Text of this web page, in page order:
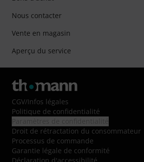
Nous contacter
Vente en magasin
Aperçu du service
CGV/Infos légales
Politique de confidentialité
Droit de rétractation du consommateur
Processus de commande
Garantie légale de conformité